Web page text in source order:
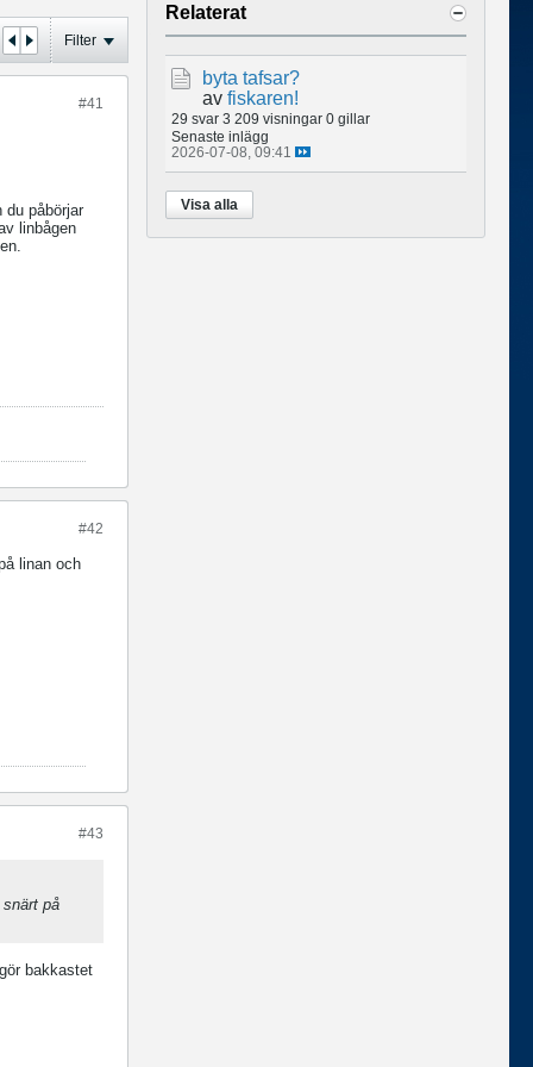
Filter
#41
du påbörjar
linbågen
#42
linan och
#43
på
bakkastet
Relaterat
byta tafsar?
av fiskaren!
29 svar 3 209 visningar 0 gillar
Senaste inlägg
2026-07-08, 09:41
Visa alla